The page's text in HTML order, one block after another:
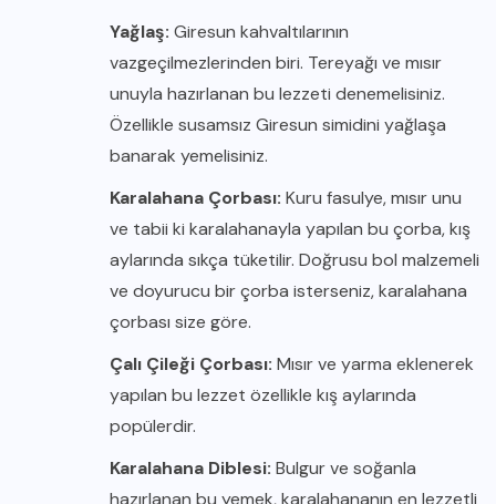
Yağlaş: Giresun kahvaltılarının
vazgeçilmezlerinden biri. Tereyağı ve mısır
unuyla hazırlanan bu lezzeti denemelisiniz.
Özellikle susamsız Giresun simidini yağlaşa
banarak yemelisiniz.
Karalahana Çorbası: Kuru fasulye, mısır unu
ve tabii ki karalahanayla yapılan bu çorba, kış
aylarında sıkça tüketilir. Doğrusu bol malzemeli
ve doyurucu bir çorba isterseniz, karalahana
çorbası size göre.
Çalı Çileği Çorbası: Mısır ve yarma eklenerek
yapılan bu lezzet özellikle kış aylarında
popülerdir.
Karalahana Diblesi: Bulgur ve soğanla